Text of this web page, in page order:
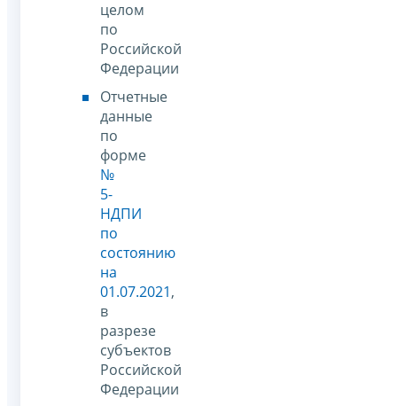
целом
по
Российской
Федерации
Отчетные
данные
по
форме
№
5-
НДПИ
по
состоянию
на
01.07.2021,
в
разрезе
субъектов
Российской
Федерации